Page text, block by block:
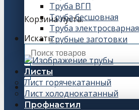
Корзина пуста.
Искать:
Труба ВГП
Труба бесшовная
Труба электросварная
Трубные заготовки
Листы
Лист горячекатанный
Лист холоднокатанный
Профнастил